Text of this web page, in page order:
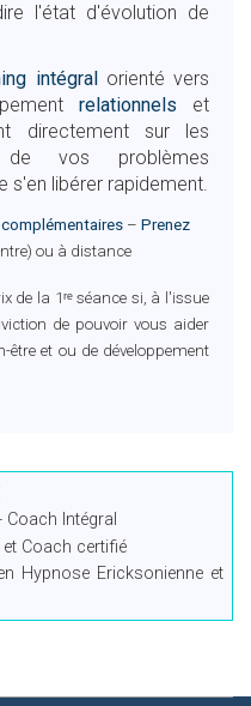
l'état d'évolution de
intégralorienté vers
relationnels et
directement sur les
vos problèmes
s'en libérer rapidement.
– Prenez
ou à distance
de la 1ʳᵉ séance si, à l'issue
de pouvoir vous aider
et ou de développement
Intégral
Coach certifié
Hypnose Ericksonienne et